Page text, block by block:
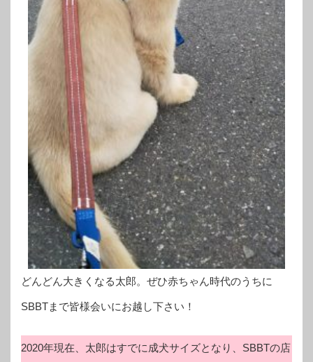
どんどん大きくなる太郎。ぜひ赤ちゃん時代のうちに
SBBTまで皆様会いにお越し下さい！
2020年現在、太郎はすでに成犬サイズとなり、SBBTの店